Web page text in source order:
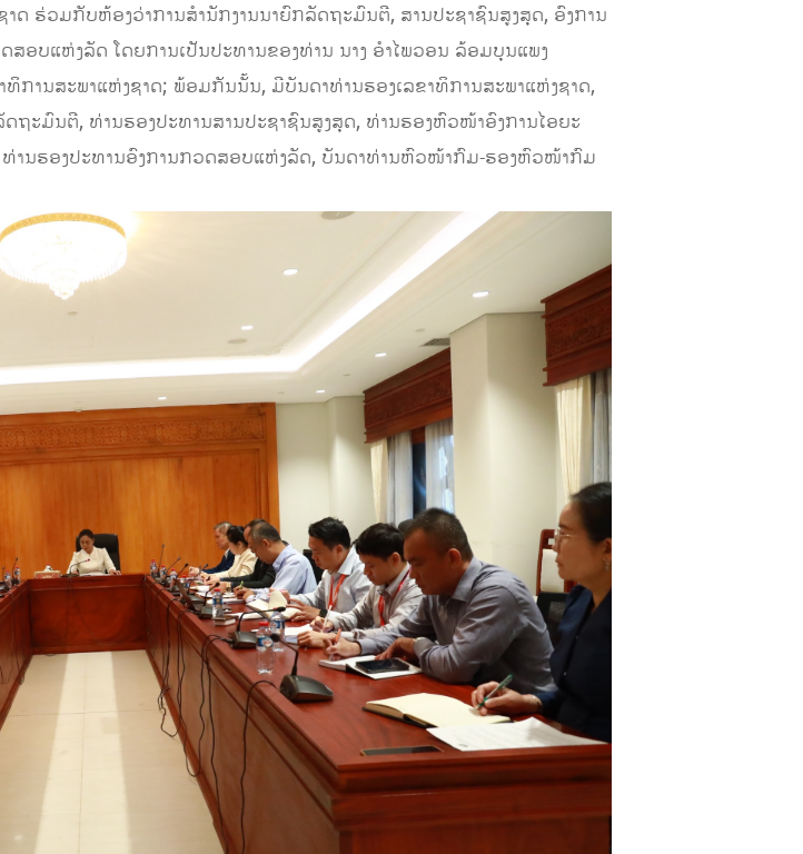
ດ ຮ່ວມກັບຫ້ອງວ່າການສໍານັກງານນາຍົກລັດຖະມົນຕີ, ສານປະຊາຊົນສູງສຸດ, ອົງການ
ອບແຫ່ງລັດ ໂດຍການເປັນປະທານຂອງທ່ານ ນາງ ອຳໄພວອນ ລ້ອມບຸນແພງ
ທິການສະພາແຫ່ງຊາດ; ພ້ອມກັນນັ້ນ, ມີບັນດາທ່ານຮອງເລຂາທິການສະພາແຫ່ງຊາດ,
ະມົນຕີ, ທ່ານຮອງປະທານສານປະຊາຊົນສູງສຸດ, ທ່ານຮອງຫົວໜ້າອົງການໄອຍະ
ານຮອງປະທານອົງການກວດສອບແຫ່ງລັດ, ບັນດາທ່ານຫົວໜ້າກົມ-ຮອງຫົວໜ້າກົມ